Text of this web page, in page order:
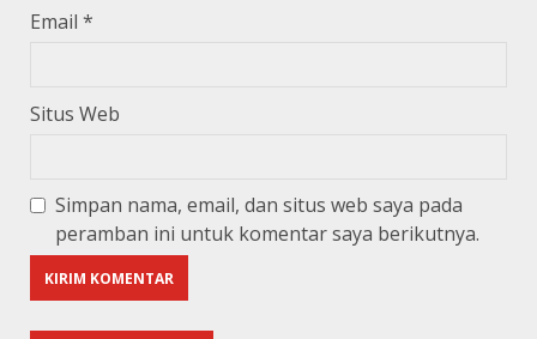
Email *
Situs Web
Simpan nama, email, dan situs web saya pada
peramban ini untuk komentar saya berikutnya.